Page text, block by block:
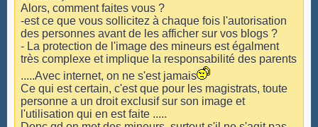
Alors, comment faites vous ?
-est ce que vous sollicitez à chaque fois l'autorisation
des personnes avant de les afficher sur vos blogs ?
- La protection de l'image des mineurs est égalment
très complexe et implique la responsabilité des parents
.....Avec internet, on ne s'est jamais
Ce qui est certain, c'est que pour les magistrats, toute
personne a un droit exclusif sur son image et
l'utilisation qui en est faite .....